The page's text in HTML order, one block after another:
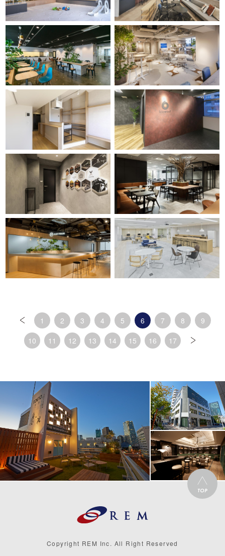
1 2 3 4 5 6 7 8
9
10
11 12 13 14 15 16 17
Copyright REM Inc. All Right Reserved